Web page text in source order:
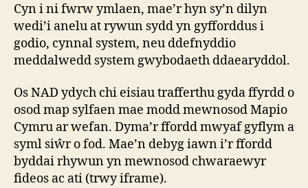
Cyn i ni fwrw ymlaen, mae’r hyn sy’n dilyn
wedi’i anelu at rywun sydd yn gyfforddus i
godio, cynnal system, neu ddefnyddio
meddalwedd system gwybodaeth ddaearyddol.
Os NAD ydych chi eisiau trafferthu gyda ffyrdd o
osod map sylfaen mae modd mewnosod Mapio
Cymru ar wefan. Dyma’r ffordd mwyaf gyflym a
syml siŵr o fod. Mae’n debyg iawn i’r ffordd
byddai rhywun yn mewnosod chwaraewyr
fideos ac ati (trwy iframe).